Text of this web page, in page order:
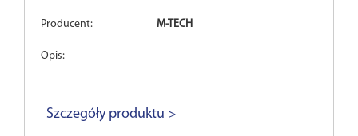
Producent: M-TECH
Opis:
Szczegóły produktu >